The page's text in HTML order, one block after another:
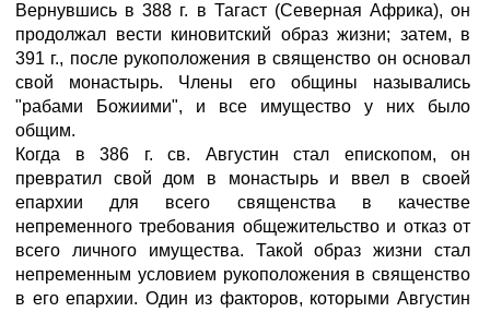
Вернувшись в 388 г. в Тагаст (Северная Африка), он
продолжал вести киновитский образ жизни; затем, в
391 г., после рукоположения в священство он основал
свой монастырь. Члены его общины назывались
"рабами Божиими", и все имущество у них было
общим.
Когда в 386 г. св. Августин стал епископом, он
превратил свой дом в монастырь и ввел в своей
епархии для всего священства в качестве
непременного требования общежительство и отказ от
всего личного имущества. Такой образ жизни стал
непременным условием рукоположения в священство
в его епархии. Один из факторов, которыми Августин